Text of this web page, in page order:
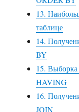
13.
таблице
14.
BY
15.
HAVING
16.
JOIN